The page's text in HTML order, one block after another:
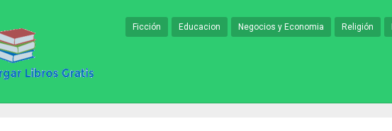
Ficción Educacion Negocios y Economia Religión